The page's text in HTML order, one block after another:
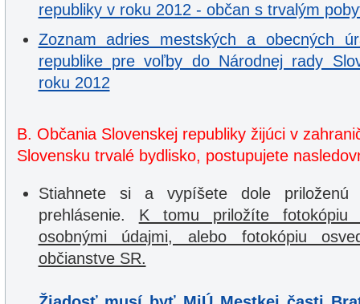
republiky v roku 2012 - občan s trvalým
Zoznam adries mestských a obecných
republike pre voľby do Národnej rady
roku 2012
B. Občania Slovenskej republiky žijúci v
Slovensku trvalé bydlisko, postupujete
Stiahnete si a vypíšete dole
prehlásenie. K tomu priložíte
osobnými údajmi, alebo fotokópiu
občianstve SR.